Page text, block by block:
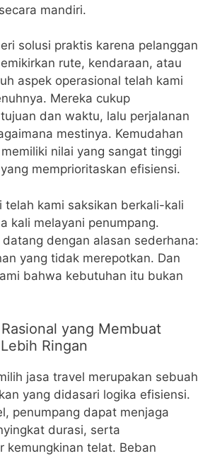
mandiri.
solusi praktis karena pelanggan
rute, kendaraan, atau
aspek operasional telah kami
Mereka cukup
dan waktu, lalu perjalanan
mestinya. Kemudahan
nilai yang sangat tinggi
memprioritaskan efisiensi.
telah kami saksikan berkali-kali
kali melayani penumpang.
datang dengan alasan sederhana:
yang tidak merepotkan. Dan
bahwa kebutuhan itu bukan
yang Membuat
Ringan
jasa travel merupakan sebuah
yang didasari logika efisiensi.
penumpang dapat menjaga
durasi, serta
kemungkinan telat. Beban